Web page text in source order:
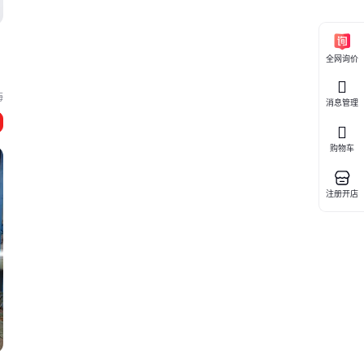
全网询价
消息管理
购物车
注册开店